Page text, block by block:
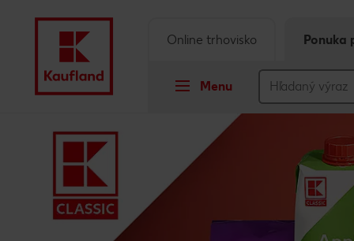
Prejsť na
Hlavný obsah
Päta
Menu
Online trhovisko Ponuka